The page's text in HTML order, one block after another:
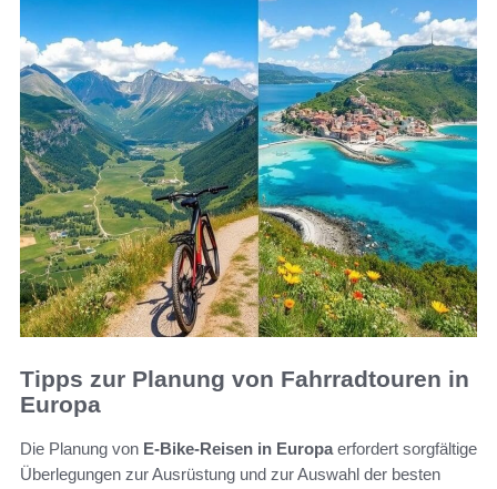
Tipps zur Planung von Fahrradtouren in
Europa
Die Planung von E-Bike-Reisen in Europaerfordert sorgfältige
Überlegungen zur Ausrüstung und zur Auswahl der besten